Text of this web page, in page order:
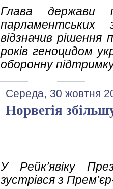
Глава держави
парламентських
відзначив
років геноцидом
оборонну підтримку
Середа, 30 жовтня
Норвегія
У Рейк’явіку
зустрівся з